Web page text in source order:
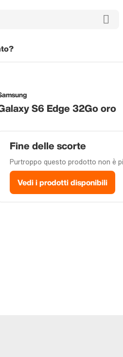
S6 Edge 32Go oro
Fine delle scorte
Purtroppo questo prodotto non è
Vedi i prodotti disponibili